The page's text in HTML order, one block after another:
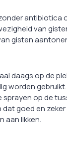
van
gisten
daags op de
worden
op de
goed en
aan likken.